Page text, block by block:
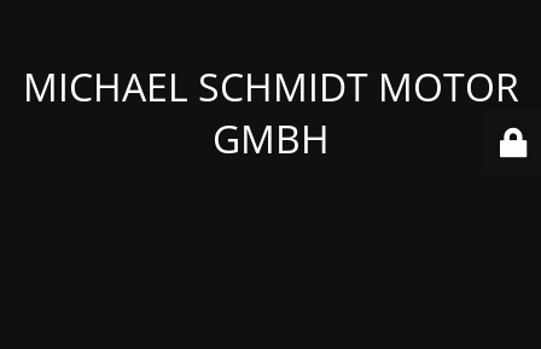
MICHAEL SCHMIDT MOTOR
GMBH